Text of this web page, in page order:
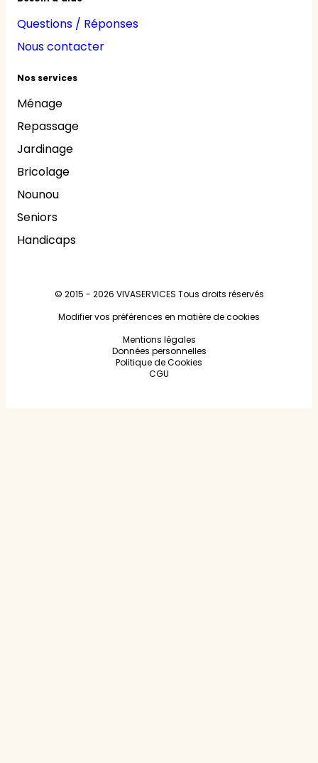
Questions / Réponses
Nous contacter
Nos services
Ménage
Repassage
Jardinage
Bricolage
Nounou
Seniors
Handicaps
© 2015 - 2026 VIVASERVICES Tous droits réservés
Modifier vos préférences en matière de cookies
Mentions légales
Données personnelles
Politique de Cookies
CGU